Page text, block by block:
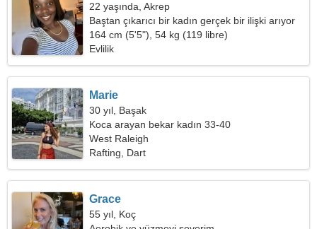
22 yaşında, Akrep
Baştan çıkarıcı bir kadın gerçek bir ilişki arıyor
164 cm (5'5"), 54 kg (119 libre)
Evlilik
Marie
30 yıl, Başak
Koca arayan bekar kadın 33-40
West Raleigh
Rafting, Dart
Grace
55 yıl, Koç